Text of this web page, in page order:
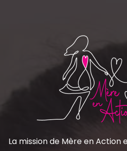
La mission de Mère en Action